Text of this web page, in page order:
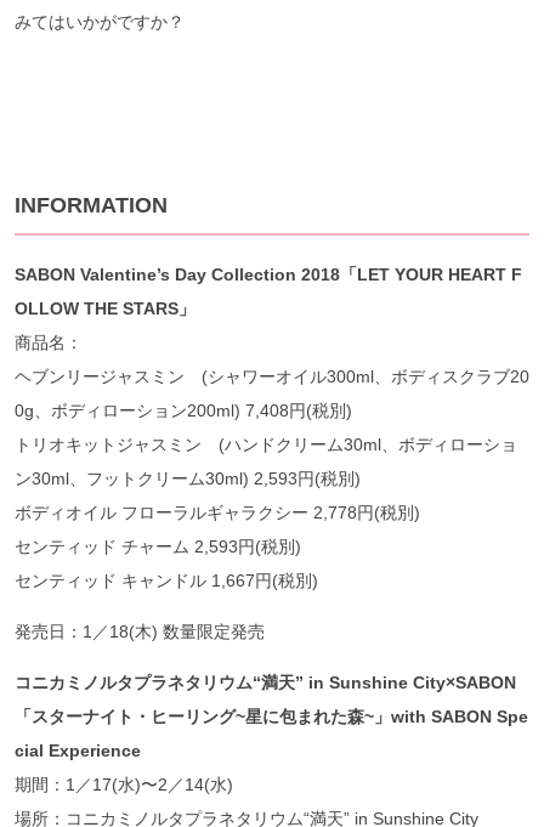
みてはいかがですか？
INFORMATION
SABON Valentine’s Day Collection 2018 「LET YOUR HEART F
OLLOW THE STARS 」
商品名：
ヘブンリージャスミン (シャワーオイル300ml、ボディスクラブ20
0g、ボディローション200ml) 7,408円(税別)
トリオキットジャスミン (ハンドクリーム30ml、ボディローショ
ン30ml、フットクリーム30ml) 2,593円(税別)
ボディオイル フローラルギャラクシー 2,778円(税別)
センティッド チャーム 2,593円(税別)
センティッド キャンドル 1,667円(税別)
発売日：1／18(木) 数量限定発売
コニカミノルタプラネタリウム“満天” in Sunshine City×SABON
「スターナイト・ヒーリング~星に包まれた森~ 」with SABON Spe
cial Experience
期間：1／17(水)〜2／14(水)
場所：コニカミノルタプラネタリウム“満天” in Sunshine City